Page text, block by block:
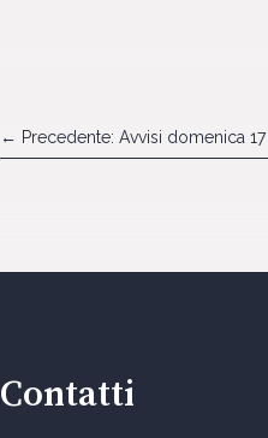
← Precedente: Avvisi domenica
Contatti